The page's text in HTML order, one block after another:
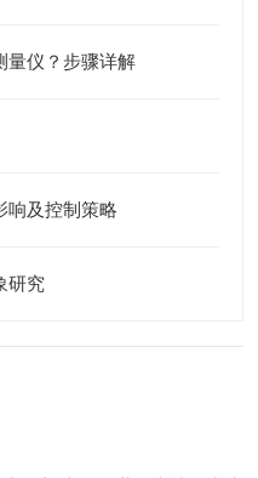
量仪？步骤详解
响及控制策略
研究